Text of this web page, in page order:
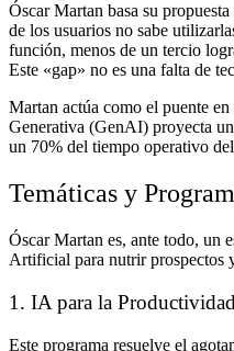
Óscar Martan basa su
de los usuarios no sabe
función, menos de un tercio
Este «gap» no es una falta de
Martan actúa como el puente
Generativa (GenAI) proyecta
un 70% del tiempo operativo
Temáticas y
Óscar Martan es, ante todo, un
Artificial para nutrir prospectos
1. IA para la
Este programa resuelve el